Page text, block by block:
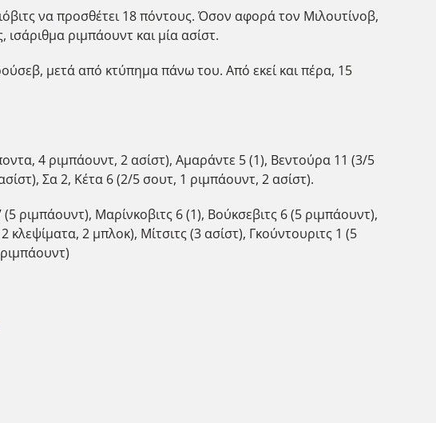
να προσθέτει 18 πόντους. Όσον αφορά τον Μιλουτίνοβ,
ριμπάουντ και μία ασίστ.
μετά από κτύπημα πάνω του. Από εκεί και πέρα, 15
4 ριμπάουντ, 2 ασίστ), Αμαράντε 5 (1), Βεντούρα 11 (3/5
Σα 2, Κέτα 6 (2/5 σουτ, 1 ριμπάουντ, 2 ασίστ).
ριμπάουντ), Μαρίνκοβιτς 6 (1), Βούκσεβιτς 6 (5 ριμπάουντ),
2 μπλοκ), Μίτσιτς (3 ασίστ), Γκούντουριτς 1 (5